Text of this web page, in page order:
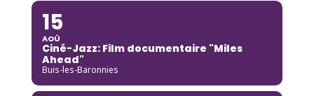
15
AOÛ
Ciné-Jazz: Film documentaire "Miles
Ahead"
Buis-les-Baronnies